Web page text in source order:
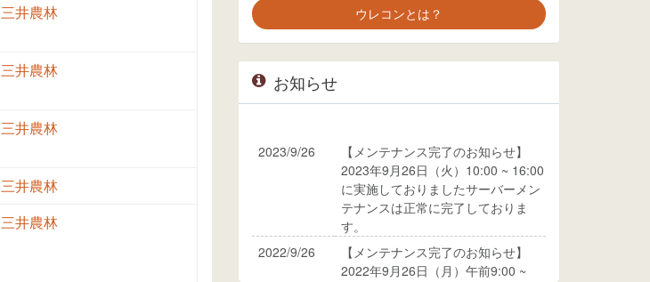
三井農林
三井農林
三井農林
三井農林
三井農林
ウレコンとは？
お知らせ
2023/9/26
【メンテナンス完了のお知らせ】
2023年9月26日（火）10:00 ~ 16:00
に実施しておりましたサーバーメン
テナンスは正常に完了しておりま
す。
2022/9/26
【メンテナンス完了のお知らせ】
2022年9月26日（月）午前9:00 ~